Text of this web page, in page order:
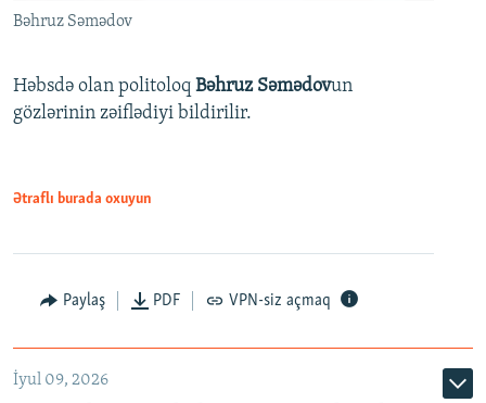
Bəhruz Səmədov
Həbsdə olan politoloq Bəhruz Səmədovun
gözlərinin zəiflədiyi bildirilir.
Ətraflı burada oxuyun
Paylaş PDF VPN-siz açmaq
İyul 09, 2026